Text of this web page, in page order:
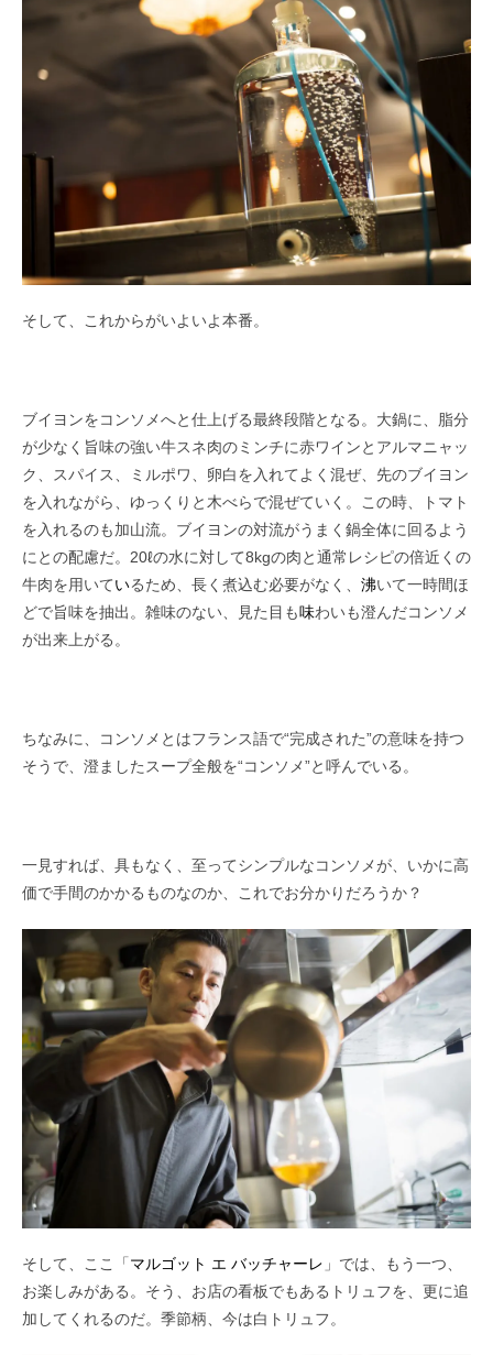
そして、これからがいよいよ本番。
ブイヨンをコンソメへと仕上げる最終段階となる。大鍋に、脂分
が少なく旨味の強い牛スネ肉のミンチに赤ワインとアルマニャッ
ク、スパイス、ミルポワ、卵白を入れてよく混ぜ、先のブイヨン
を入れながら、ゆっくりと木べらで混ぜていく。この時、トマト
を入れるのも加山流。ブイヨンの対流がうまく鍋全体に回るよう
にとの配慮だ。 20ℓの水に対して8kgの肉と通常レシピの倍近くの
牛肉を用いているため、長く煮込む必要がなく、 沸いて一時間ほ
どで旨味を抽出。雑味のない、見た目も味わいも澄んだコンソメ
が出来上がる。
ちなみに、コンソメとはフランス語で“完成された”の意味を持つ
そうで、澄ましたスープ全般を“コンソメ”と呼んでいる。
一見すれば、具もなく、至ってシンプルなコンソメが、いかに高
価で手間のかかるものなのか、これでお分かりだろうか？
そして、ここ「マルゴット エ バッチャーレ 」では、もう一つ、
お楽しみがある。そう、お店の看板でもあるトリュフを、更に追
加してくれるのだ。季節柄、今は白トリュフ。